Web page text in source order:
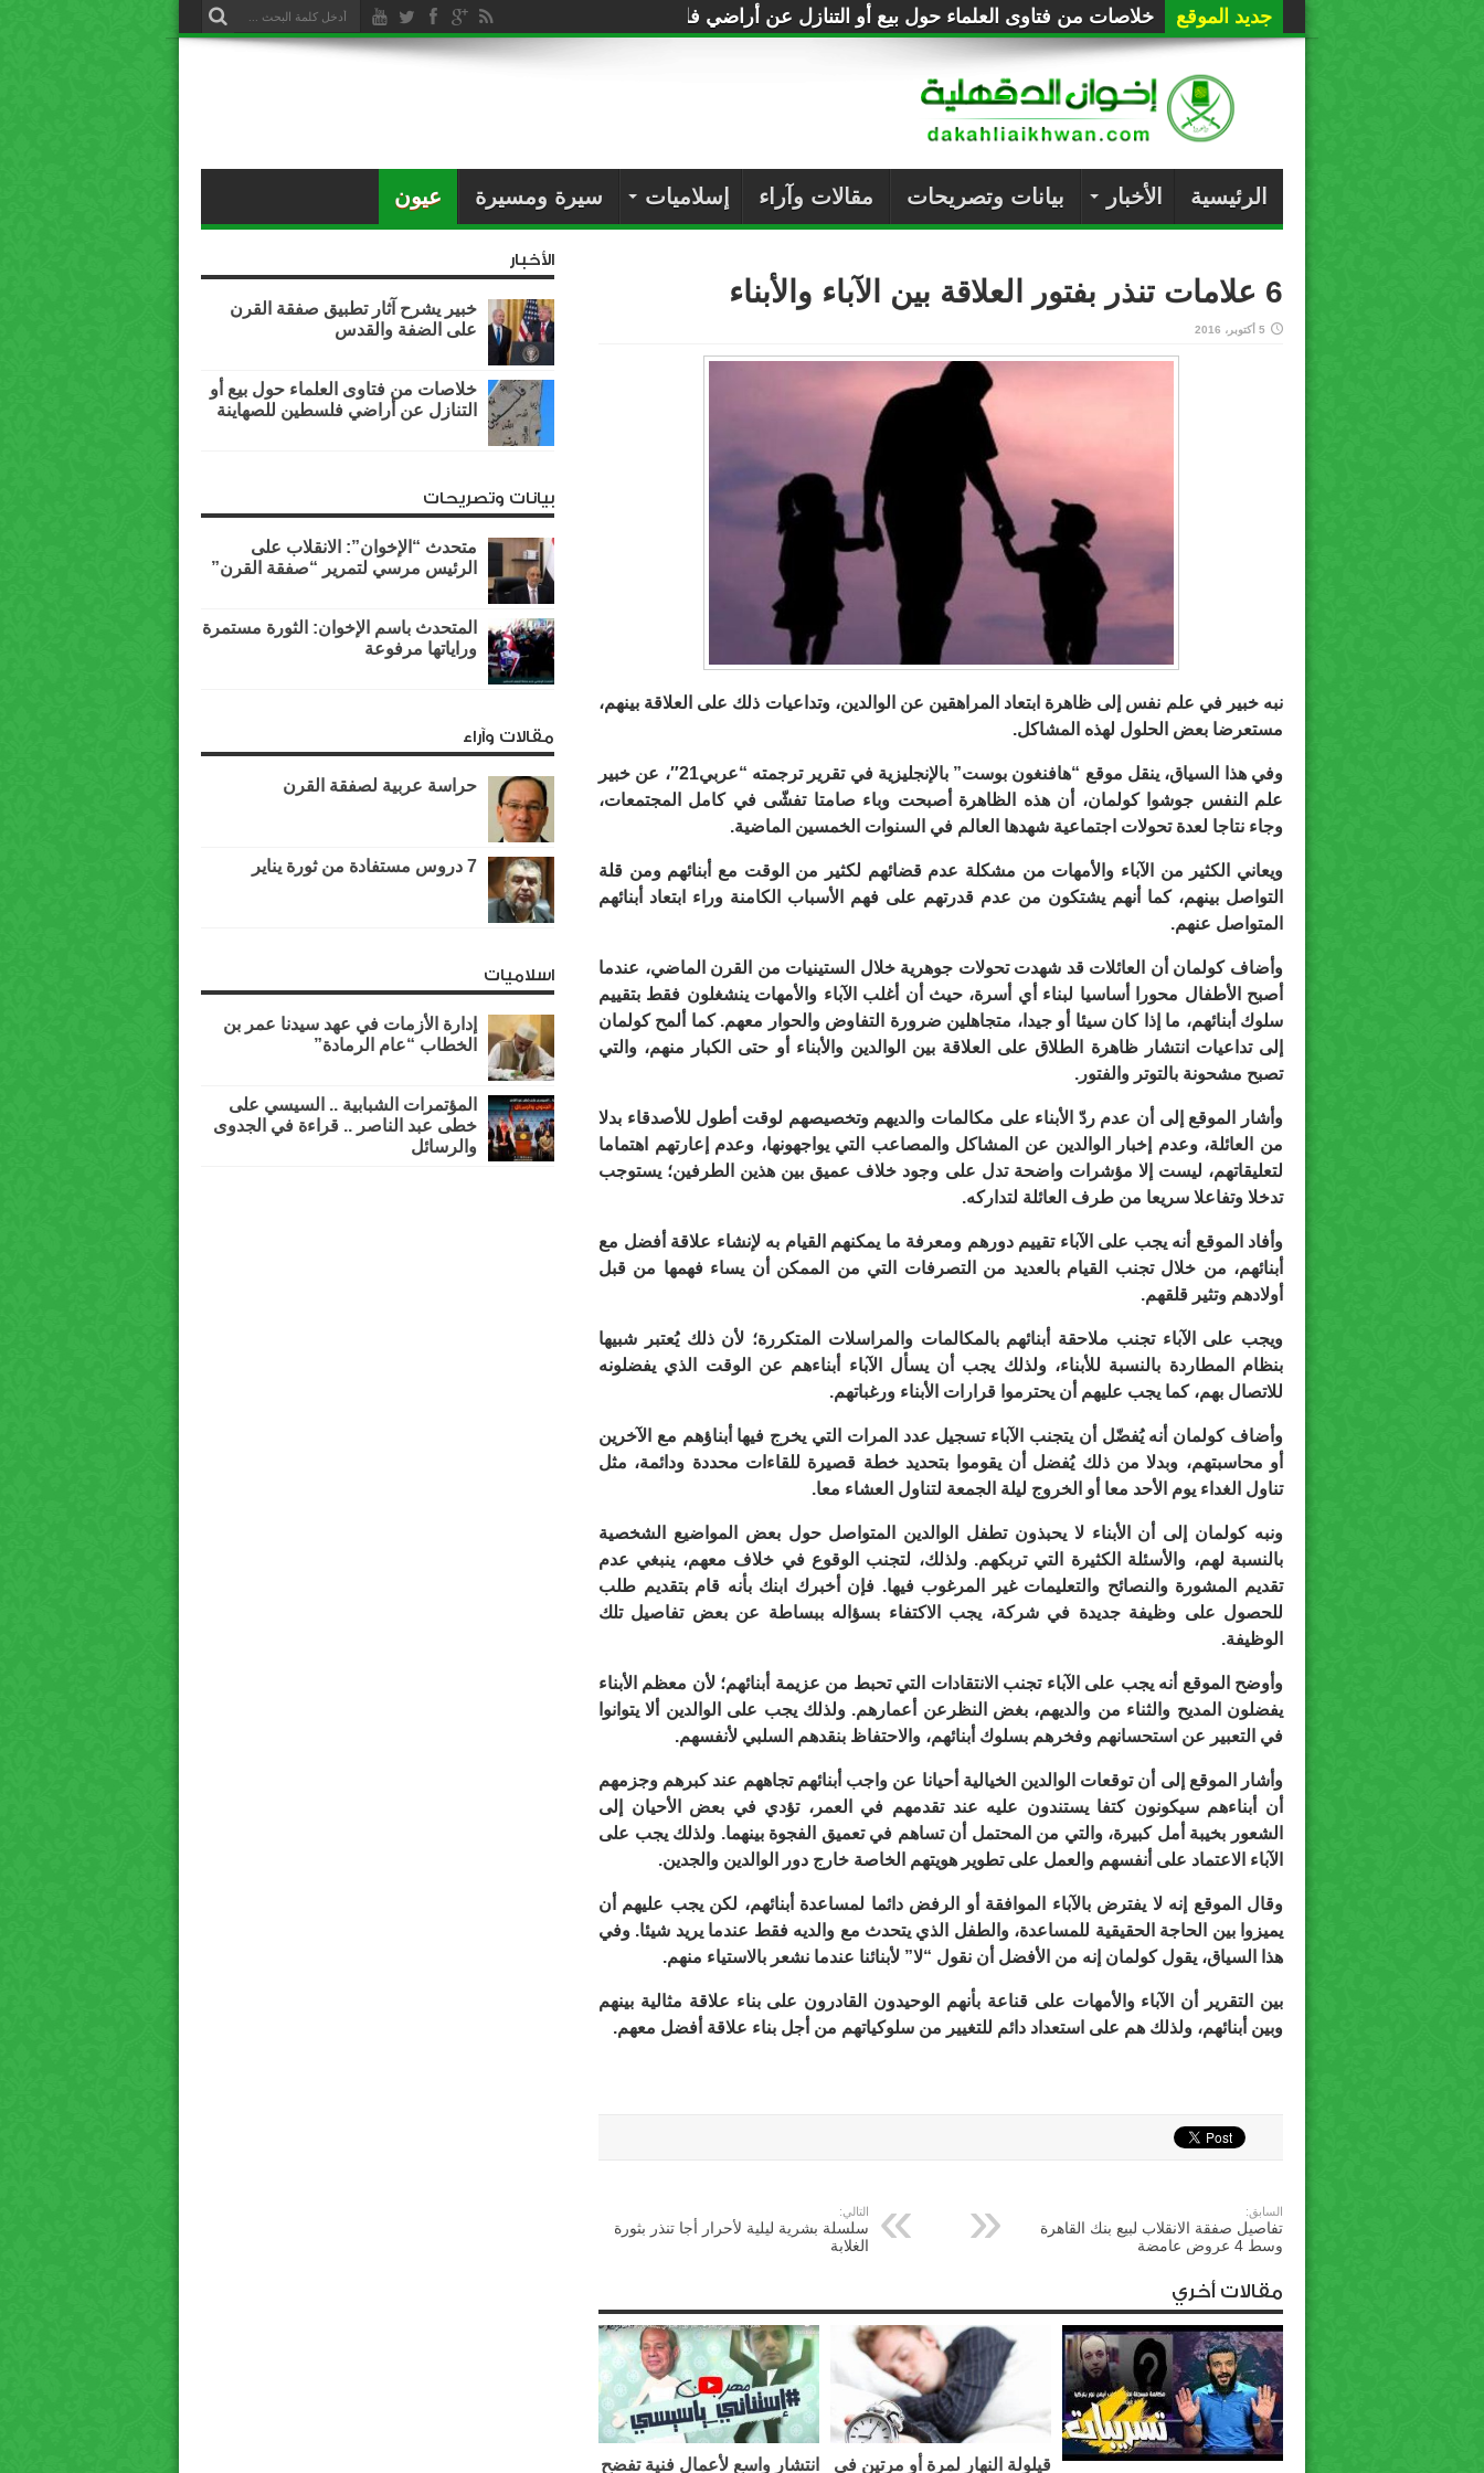
جديد الموقع خلاصات من فتاوى العلماء حول بيع أو التنازل عن أراضي فلسطين للصهاينة
الرئيسية الأخبار بيانات وتصريحات مقالات وآراء إسلاميات سيرة ومسيرة عيون
6 علامات تنذر بفتور العلاقة بين الآباء والأبناء
5 أكتوبر، 2016
نبه خبير في علم نفس إلى ظاهرة ابتعاد المراهقين عن الوالدين، وتداعيات ذلك على العلاقة بينهم،
مستعرضا بعض الحلول لهذه المشاكل.
وفي هذا السياق، ينقل موقع “هافنغون بوست” بالإنجليزية في تقرير ترجمته “عربي21″، عن خبير
علم النفس جوشوا كولمان، أن هذه الظاهرة أصبحت وباء صامتا تفشّى في كامل المجتمعات،
وجاء نتاجا لعدة تحولات اجتماعية شهدها العالم في السنوات الخمسين الماضية.
ويعاني الكثير من الآباء والأمهات من مشكلة عدم قضائهم لكثير من الوقت مع أبنائهم ومن قلة
التواصل بينهم، كما أنهم يشتكون من عدم قدرتهم على فهم الأسباب الكامنة وراء ابتعاد أبنائهم
المتواصل عنهم.
وأضاف كولمان أن العائلات قد شهدت تحولات جوهرية خلال الستينيات من القرن الماضي، عندما
أصبح الأطفال محورا أساسيا لبناء أي أسرة، حيث أن أغلب الآباء والأمهات ينشغلون فقط بتقييم
سلوك أبنائهم، ما إذا كان سيئا أو جيدا، متجاهلين ضرورة التفاوض والحوار معهم. كما ألمح كولمان
إلى تداعيات انتشار ظاهرة الطلاق على العلاقة بين الوالدين والأبناء أو حتى الكبار منهم، والتي
تصبح مشحونة بالتوتر والفتور.
وأشار الموقع إلى أن عدم ردّ الأبناء على مكالمات والديهم وتخصيصهم لوقت أطول للأصدقاء بدلا
من العائلة، وعدم إخبار الوالدين عن المشاكل والمصاعب التي يواجهونها، وعدم إعارتهم اهتماما
لتعليقاتهم، ليست إلا مؤشرات واضحة تدل على وجود خلاف عميق بين هذين الطرفين؛ يستوجب
تدخلا وتفاعلا سريعا من طرف العائلة لتداركه.
وأفاد الموقع أنه يجب على الآباء تقييم دورهم ومعرفة ما يمكنهم القيام به لإنشاء علاقة أفضل مع
أبنائهم، من خلال تجنب القيام بالعديد من التصرفات التي من الممكن أن يساء فهمها من قبل
أولادهم وتثير قلقهم.
ويجب على الآباء تجنب ملاحقة أبنائهم بالمكالمات والمراسلات المتكررة؛ لأن ذلك يُعتبر شبيها
بنظام المطاردة بالنسبة للأبناء، ولذلك يجب أن يسأل الآباء أبناءهم عن الوقت الذي يفضلونه
للاتصال بهم، كما يجب عليهم أن يحترموا قرارات الأبناء ورغباتهم.
وأضاف كولمان أنه يُفضّل أن يتجنب الآباء تسجيل عدد المرات التي يخرج فيها أبناؤهم مع الآخرين
أو محاسبتهم، وبدلا من ذلك يُفضل أن يقوموا بتحديد خطة قصيرة للقاءات محددة ودائمة، مثل
تناول الغداء يوم الأحد معا أو الخروج ليلة الجمعة لتناول العشاء معا.
ونبه كولمان إلى أن الأبناء لا يحبذون تطفل الوالدين المتواصل حول بعض المواضيع الشخصية
بالنسبة لهم، والأسئلة الكثيرة التي تربكهم. ولذلك، لتجنب الوقوع في خلاف معهم، ينبغي عدم
تقديم المشورة والنصائح والتعليمات غير المرغوب فيها. فإن أخبرك ابنك بأنه قام بتقديم طلب
للحصول على وظيفة جديدة في شركة، يجب الاكتفاء بسؤاله ببساطة عن بعض تفاصيل تلك
الوظيفة.
وأوضح الموقع أنه يجب على الآباء تجنب الانتقادات التي تحبط من عزيمة أبنائهم؛ لأن معظم الأبناء
يفضلون المديح والثناء من والديهم، بغض النظرعن أعمارهم. ولذلك يجب على الوالدين ألا يتوانوا
في التعبير عن استحسانهم وفخرهم بسلوك أبنائهم، والاحتفاظ بنقدهم السلبي لأنفسهم.
وأشار الموقع إلى أن توقعات الوالدين الخيالية أحيانا عن واجب أبنائهم تجاههم عند كبرهم وجزمهم
أن أبناءهم سيكونون كتفا يستندون عليه عند تقدمهم في العمر، تؤدي في بعض الأحيان إلى
الشعور بخيبة أمل كبيرة، والتي من المحتمل أن تساهم في تعميق الفجوة بينهما. ولذلك يجب على
الآباء الاعتماد على أنفسهم والعمل على تطوير هويتهم الخاصة خارج دور الوالدين والجدين.
وقال الموقع إنه لا يفترض بالآباء الموافقة أو الرفض دائما لمساعدة أبنائهم، لكن يجب عليهم أن
يميزوا بين الحاجة الحقيقية للمساعدة، والطفل الذي يتحدث مع والديه فقط عندما يريد شيئا. وفي
هذا السياق، يقول كولمان إنه من الأفضل أن نقول “لا” لأبنائنا عندما نشعر بالاستياء منهم.
بين التقرير أن الآباء والأمهات على قناعة بأنهم الوحيدون القادرون على بناء علاقة مثالية بينهم
وبين أبنائهم، ولذلك هم على استعداد دائم للتغيير من سلوكياتهم من أجل بناء علاقة أفضل معهم.
السابق:
تفاصيل صفقة الانقلاب لبيع بنك القاهرة
وسط 4 عروض عامضة
التالي:
سلسلة بشرية ليلية لأحرار أجا تنذر بثورة
الغلابة
مقالات أخري
قيلولة النهار لمرة أو مرتين في انتشار واسع لأعمال فنية تفضح
الأخبار
خبير يشرح آثار تطبيق صفقة القرن
على الضفة والقدس
خلاصات من فتاوى العلماء حول بيع أو
التنازل عن أراضي فلسطين للصهاينة
بيانات وتصريحات
متحدث “الإخوان”: الانقلاب على
الرئيس مرسي لتمرير “صفقة القرن”
المتحدث باسم الإخوان: الثورة مستمرة
وراياتها مرفوعة
مقالات وآراء
حراسة عربية لصفقة القرن
7 دروس مستفادة من ثورة يناير
اسلاميات
إدارة الأزمات في عهد سيدنا عمر بن
الخطاب “عام الرمادة”
المؤتمرات الشبابية .. السيسي على
خطى عبد الناصر .. قراءة في الجدوى
والرسائل